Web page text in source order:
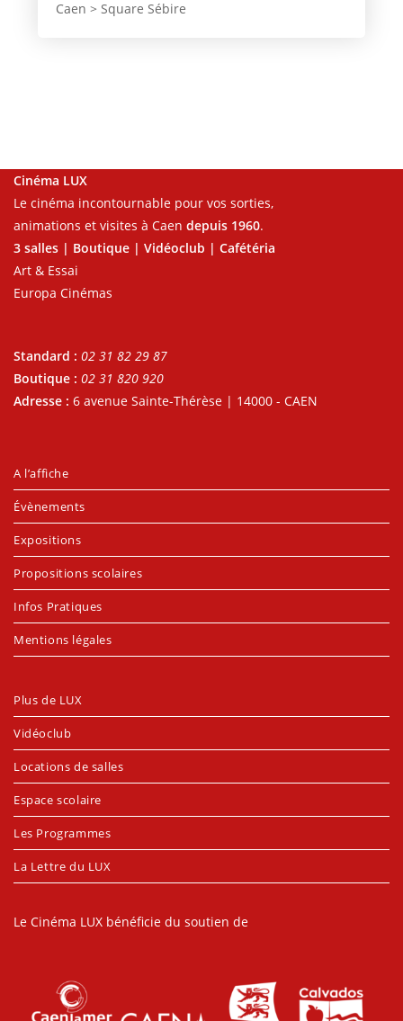
Caen > Square Sébire
Cinéma LUX
Le cinéma incontournable pour vos sorties,
animations et visites à Caen depuis 1960.
3 salles | Boutique | Vidéoclub | Cafétéria
Art & Essai
Europa Cinémas
Standard : 02 31 82 29 87
Boutique : 02 31 820 920
Adresse : 6 avenue Sainte-Thérèse | 14000 - CAEN
A l’affiche
Évènements
Expositions
Propositions scolaires
Infos Pratiques
Mentions légales
Plus de LUX
Vidéoclub
Locations de salles
Espace scolaire
Les Programmes
La Lettre du LUX
Le Cinéma LUX bénéficie du soutien de